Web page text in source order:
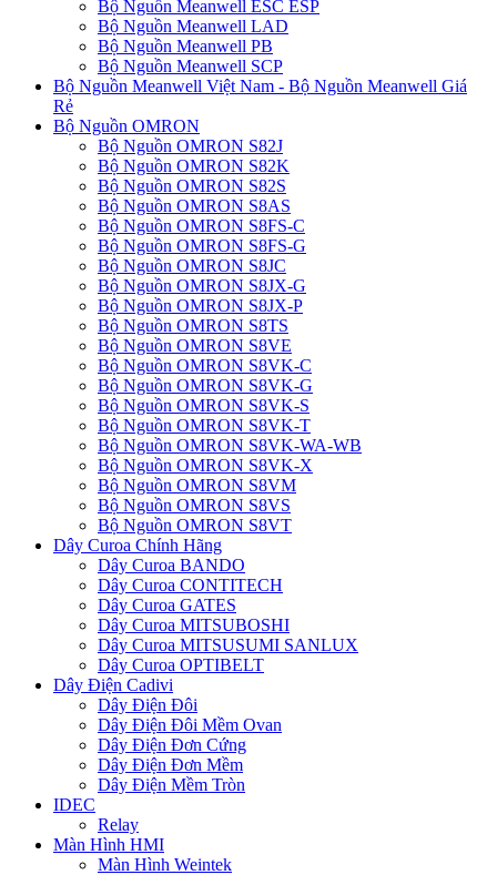
Bộ Nguồn Meanwell ESC ESP
Bộ Nguồn Meanwell LAD
Bộ Nguồn Meanwell PB
Bộ Nguồn Meanwell SCP
Bộ Nguồn Meanwell Việt Nam - Bộ Nguồn Meanwell Giá
Rẻ
Bộ Nguồn OMRON
Bộ Nguồn OMRON S82J
Bộ Nguồn OMRON S82K
Bộ Nguồn OMRON S82S
Bộ Nguồn OMRON S8AS
Bộ Nguồn OMRON S8FS-C
Bộ Nguồn OMRON S8FS-G
Bộ Nguồn OMRON S8JC
Bộ Nguồn OMRON S8JX-G
Bộ Nguồn OMRON S8JX-P
Bộ Nguồn OMRON S8TS
Bộ Nguồn OMRON S8VE
Bộ Nguồn OMRON S8VK-C
Bộ Nguồn OMRON S8VK-G
Bộ Nguồn OMRON S8VK-S
Bộ Nguồn OMRON S8VK-T
Bộ Nguồn OMRON S8VK-WA-WB
Bộ Nguồn OMRON S8VK-X
Bộ Nguồn OMRON S8VM
Bộ Nguồn OMRON S8VS
Bộ Nguồn OMRON S8VT
Dây Curoa Chính Hãng
Dây Curoa BANDO
Dây Curoa CONTITECH
Dây Curoa GATES
Dây Curoa MITSUBOSHI
Dây Curoa MITSUSUMI SANLUX
Dây Curoa OPTIBELT
Dây Điện Cadivi
Dây Điện Đôi
Dây Điện Đôi Mềm Ovan
Dây Điện Đơn Cứng
Dây Điện Đơn Mềm
Dây Điện Mềm Tròn
IDEC
Relay
Màn Hình HMI
Màn Hình Weintek